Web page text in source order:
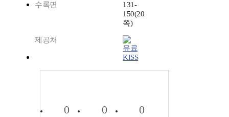
수록면
131-
150(20
쪽)
제공처
KISS
0 0 0